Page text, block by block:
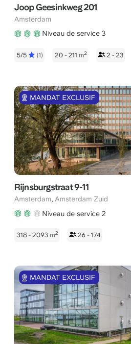
Joop Geesinkweg 201
Amsterdam
Niveau de service 3
5/5 (1) 20 - 211 m2 2 - 23
MANDAT EXCLUSIF
Rijnsburgstraat 9-11
Amsterdam, Amsterdam Zuid
Niveau de service 2
318 - 2093 m2 26 - 174
MANDAT EXCLUSIF